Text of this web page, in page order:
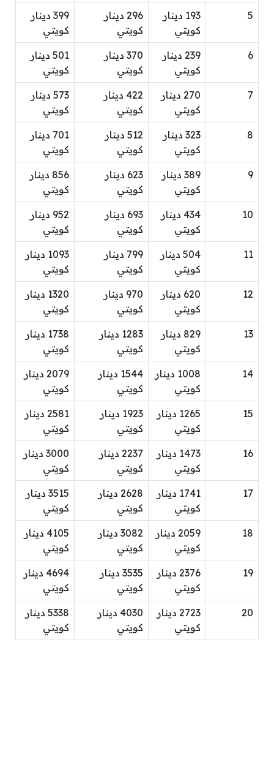
5
193 دينار
كويتي
296 دينار
كويتي
399 دينار
كويتي
6
239 دينار
كويتي
370 دينار
كويتي
501 دينار
كويتي
7
270 دينار
كويتي
422 دينار
كويتي
573 دينار
كويتي
8
323 دينار
كويتي
512 دينار
كويتي
701 دينار
كويتي
9
389 دينار
كويتي
623 دينار
كويتي
856 دينار
كويتي
10
434 دينار
كويتي
693 دينار
كويتي
952 دينار
كويتي
11
504 دينار
كويتي
799 دينار
كويتي
1093 دينار
كويتي
12
620 دينار
كويتي
970 دينار
كويتي
1320 دينار
كويتي
13
829 دينار
كويتي
1283 دينار
كويتي
1738 دينار
كويتي
14
1008 دينار
كويتي
1544 دينار
كويتي
2079 دينار
كويتي
15
1265 دينار
كويتي
1923 دينار
كويتي
2581 دينار
كويتي
16
1473 دينار
كويتي
2237 دينار
كويتي
3000 دينار
كويتي
17
1741 دينار
كويتي
2628 دينار
كويتي
3515 دينار
كويتي
18
2059 دينار
كويتي
3082 دينار
كويتي
4105 دينار
كويتي
19
2376 دينار
كويتي
3535 دينار
كويتي
4694 دينار
كويتي
20
2723 دينار
كويتي
4030 دينار
كويتي
5338 دينار
كويتي